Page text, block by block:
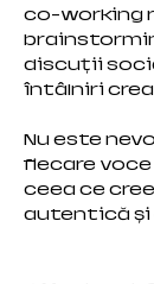
co-working
discuții
întâlniri
Nu este
fiecare voce
ceea ce
autentică